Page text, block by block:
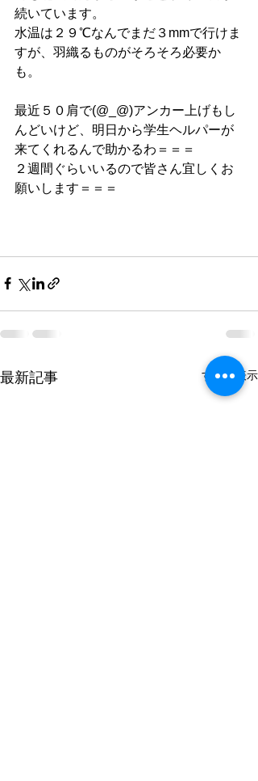
続いています。
水温は２９℃なんでまだ３mmで行けま
すが、羽織るものがそろそろ必要か
も。
最近５０肩で(@_@)アンカー上げもし
んどいけど、明日から学生ヘルパーが
来てくれるんで助かるわ＝＝＝
２週間ぐらいいるので皆さん宜しくお
願いします＝＝＝
最新記事 すべて表示